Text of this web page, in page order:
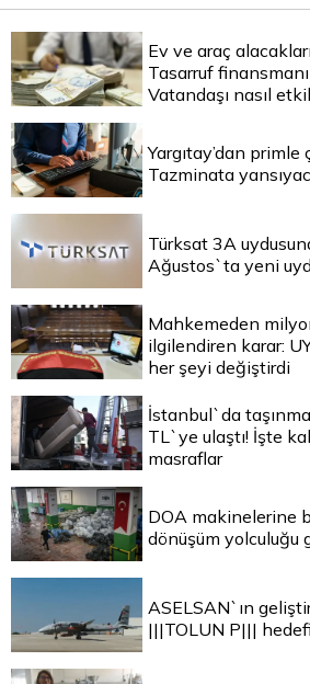
Ev ve araç
Tasarruf
Vatandaşı nasıl
Yargıtay’dan primle
Tazminata
Türksat 3A
Ağustos`ta yeni
Mahkemeden
ilgilendiren karar:
her şeyi değiştirdi
İstanbul`da
TL`ye ulaştı! İşte
masraflar
DOA makinelerine
dönüşüm yolculuğu
ASELSAN`ın
|||TOLUN P|||